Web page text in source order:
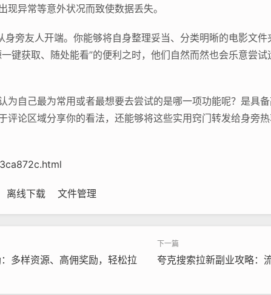
异常等意外状况而致使数据丢失。
身旁友人开端。你能够将自身整理妥当、分类明晰的电影文
键获取、随处能看”的便利之时，他们自然而然也会乐意尝
为自己最为常用或者最想要去尝试的是哪一项功能呢？是具
评论区域分享你的看法，还能够将这些实用窍门转发给身旁
离线下载 文件管理
多样资源、高佣奖励，轻松拉
夸克搜索拉新副业攻略：